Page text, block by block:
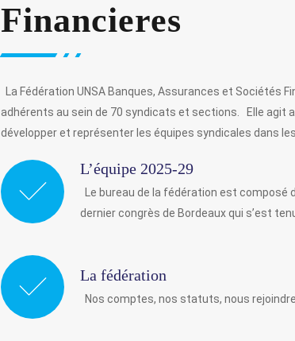
Financieres
La Fédération UNSA Banques, Assurances et Sociétés
adhérents au sein de 70 syndicats et sections. Elle agit
développer et représenter les équipes syndicales dans
L’équipe 2025-29
Le bureau de la fédération est composé
dernier congrès de Bordeaux qui s’est
La fédération
Nos comptes, nos statuts, nous